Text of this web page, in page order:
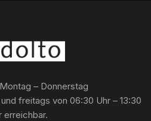
– Donnerstag
freitags von 06:30 Uhr – 13:30
erreichbar.